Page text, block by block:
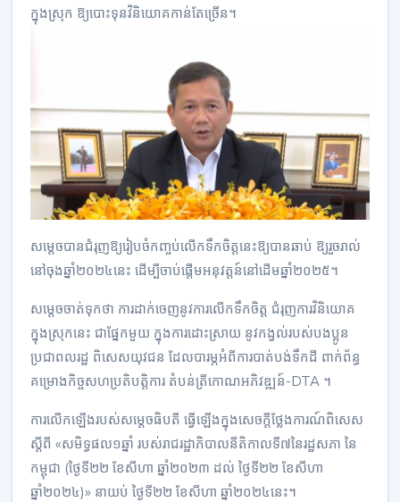
ក្នុងស្រុក ឱ្យបោះទុនវិនិយោគកាន់តែច្រើន។
សម្តេចបានជំរុញឱ្យរៀបចំកញ្ចប់លើកទឹកចិត្តនេះឱ្យបានឆាប់ ឱ្យរួចរាល់
នៅចុងឆ្នាំ២០២៤នេះ ដើម្បីចាប់ផ្តើមអនុវត្តន៍នៅដើមឆ្នាំ២០២៥។
សម្តេចចាត់ទុកថា ការដាក់ចេញនូវការលើកទឹកចិត្ត ជំរុញការវិនិយោគ
ក្នុងស្រុកនេះ ជាផ្នែកមួយ ក្នុងការដោះស្រាយ នូវកង្វល់របស់បងប្អូន
ប្រជាពលរដ្ឋ ពិសេសយុវជន ដែលបារម្ភអំពីការបាត់បង់ទឹកដី ពាក់ព័ន្ធ
គម្រោងកិច្ចសហប្រតិបត្តិការ តំបន់ត្រីកោណអភិវឌ្ឍន៍-DTA ។
ការលើកឡើងរបស់សម្តេចធិបតី ធ្វើឡើងក្នុងសេចក្តីថ្លែងការណ៍ពិសេស
ស្តីពី «សមិទ្ធផល១ឆ្នាំ របស់រាជរដ្ឋាភិបាលនីតិកាលទី៧នៃរដ្ឋសភា នៃ
កម្ពុជា (ថ្ងៃទី២២ ខែសីហា ឆ្នាំ២០២៣ ដល់ ថ្ងៃទី២២ ខែសីហា
ឆ្នាំ២០២៤)» នាយប់ ថ្ងៃទី២២ ខែសីហា ឆ្នាំ២០២៤នេះ។